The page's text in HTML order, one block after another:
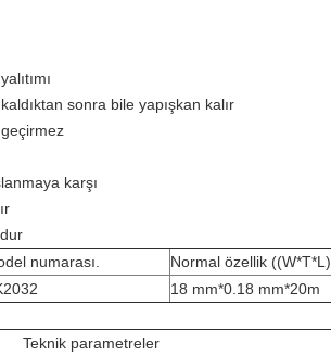
sonra bile yapışkan kalır
geçirmez
karşı
numarası.
Normal özellik ((W*T*L)
18 mm*0.18 mm*20m
Teknik parametreler